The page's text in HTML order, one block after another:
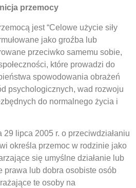
przemocy
jest “Celowe użycie siły
jako groźba lub
przeciwko samemu sobie,
które prowadzi do
spowodowania obrażeń
psychologicznych, wad rozwoju
do normalnego życia i
29 lipca 2005 r. o przeciwdziałaniu
określa przemoc w rodzinie jako
się umyślne działanie lub
prawa lub dobra osobiste osób
te osoby na